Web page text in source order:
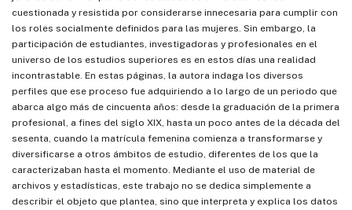
cuestionada y resistida por considerarse innecesaria para cumplir con
los roles socialmente definidos para las mujeres. Sin embargo, la
participación de estudiantes, investigadoras y profesionales en el
universo de los estudios superiores es en estos días una realidad
incontrastable. En estas páginas, la autora indaga los diversos
perfiles que ese proceso fue adquiriendo a lo largo de un periodo que
abarca algo más de cincuenta años: desde la graduación de la primera
profesional, a fines del siglo XIX, hasta un poco antes de la década del
sesenta, cuando la matrícula femenina comienza a transformarse y
diversificarse a otros ámbitos de estudio, diferentes de los que la
caracterizaban hasta el momento. Mediante el uso de material de
archivos y estadísticas, este trabajo no se dedica simplemente a
describir el objeto que plantea, sino que interpreta y explica los datos